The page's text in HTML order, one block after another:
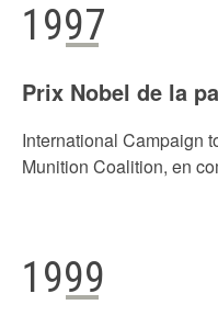
1997
Prix Nobel de la
International Campaign
Munition Coalition, en
1999